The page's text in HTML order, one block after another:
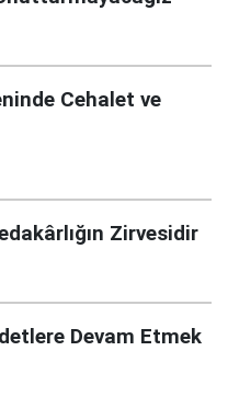
Cehalet ve
Zirvesidir
Devam Etmek